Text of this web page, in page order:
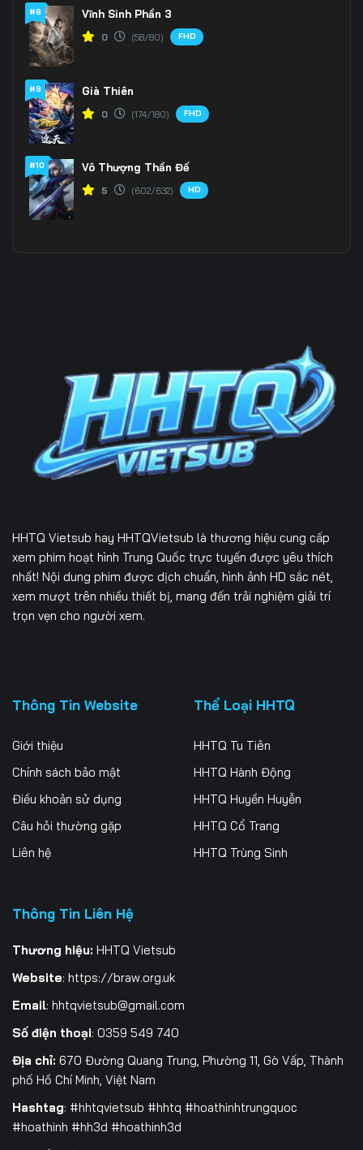
190 191
193 194
196
199 200
205 206
208
222
223 224 225
226 227 228
229 230
235 236 237
238 239 240
241
#8 Vĩnh Sinh Phần 3
0 (58/80) FHD
#9 Già Thiên
0 (174/180) FHD
#10 Vô Thượng Thần Đế
5 (602/632) HD
HHTQ Vietsub hay HHTQVietsub là thương hiệu cung cấp
xem phim hoạt hình Trung Quốc trực tuyến được yêu thích
nhất! Nội dung phim được dịch chuẩn, hình ảnh HD sắc nét,
xem mượt trên nhiều thiết bị, mang đến trải nghiệm giải trí
trọn vẹn cho người xem.
Thông Tin Website
Giới thiệu
Chính sách bảo mật
Điều khoản sử dụng
Câu hỏi thường gặp
Liên hệ
Thể Loại HHTQ
HHTQ Tu Tiên
HHTQ Hành Động
HHTQ Huyền Huyễn
HHTQ Cổ Trang
HHTQ Trùng Sinh
Thông Tin Liên Hệ
Thương hiệu: HHTQ Vietsub
Website: https://braw.org.uk
Email: hhtqvietsub@gmail.com
Số điện thoại: 0359 549 740
Địa chỉ: 670 Đường Quang Trung, Phường 11, Gò Vấp, Thành
phố Hồ Chí Minh, Việt Nam
Hashtag: #hhtqvietsub #hhtq #hoathinhtrungquoc
#hoathinh #hh3d #hoathinh3d